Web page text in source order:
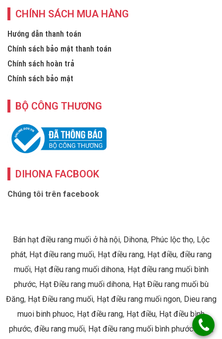
CHÍNH SÁCH MUA HÀNG
Hướng dẫn thanh toán
Chính sách bảo mật thanh toán
Chính sách hoàn trả
Chính sách bảo mật
BỘ CÔNG THƯƠNG
DIHONA FACBOOK
Chúng tôi trên facebook
Bán hạt điều rang muối ở hà nội, Dihona, Phúc lộc thọ, Lộc
phát, Hạt điều rang muối, Hạt điều rang, Hạt điều, điều rang
muối, Hạt điều rang muối dihona, Hạt điều rang muối bình
phước, Hạt Điều rang muối dihona, Hạt Điều rang muối bù
Đăng, Hạt Điều rang muối, Hạt điều rang muối ngon, Dieu rang
muoi binh phuoc, Hạt điều rang, Hạt điều, Hạt điều bình
phước, điều rang muối, Hạt điều rang muối bình phước ngon ,